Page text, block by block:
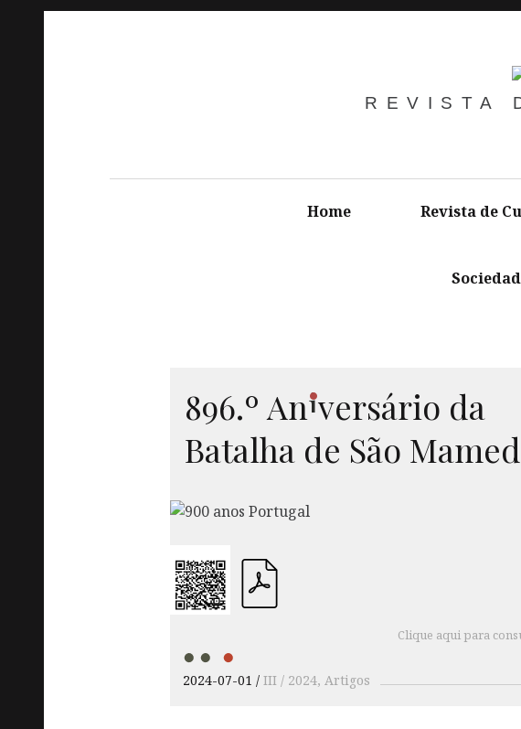
REVISTA
Home Revista de
896.º Aniversário da
Batalha de São
Clique aqui para
2024-07-01 III / 2024 Artigos